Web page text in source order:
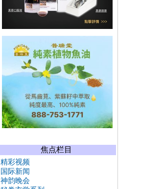
焦点栏目
精彩视频
国际新闻
神韵晚会